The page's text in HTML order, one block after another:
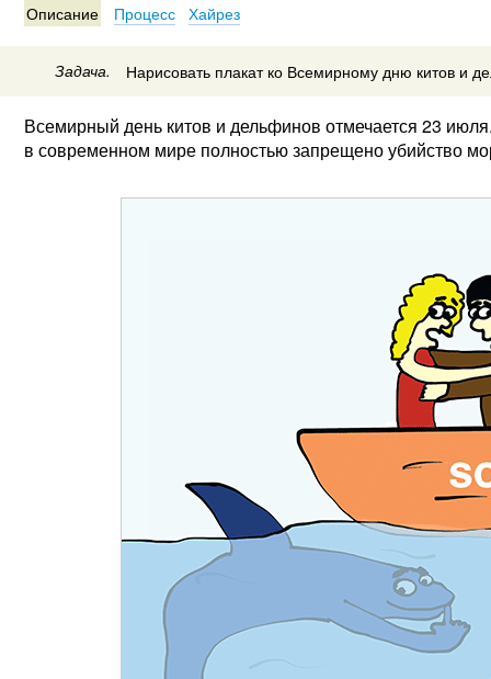
Описание Процесс Хайрез
Задача. Нарисовать плакат ко Всемирному дню китов и
Всемирный день китов и дельфинов отмечается 23
в современном мире полностью запрещено убийство